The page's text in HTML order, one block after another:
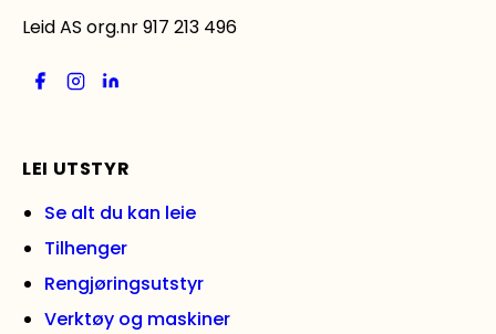
Leid AS org.nr 917 213 496
LEI UTSTYR
Se alt du kan leie
Tilhenger
Rengjøringsutstyr
Verktøy og maskiner